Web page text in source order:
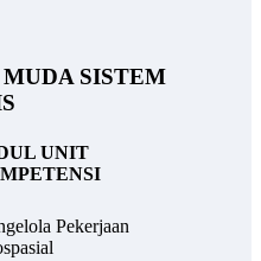
SISTEM
UNIT
Pekerjaan